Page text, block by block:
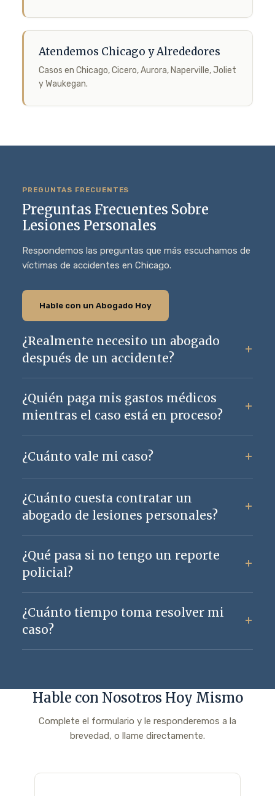
Atendemos Chicago y Alrededores
Casos en Chicago, Cicero, Aurora, Naperville, Joliet
y Waukegan.
PREGUNTAS FRECUENTES
Preguntas Frecuentes Sobre
Lesiones Personales
Respondemos las preguntas que más escuchamos de
víctimas de accidentes en Chicago.
Hable con un Abogado Hoy
¿Realmente necesito un abogado
después de un accidente?
¿Quién paga mis gastos médicos
mientras el caso está en proceso?
¿Cuánto vale mi caso?
¿Cuánto cuesta contratar un
abogado de lesiones personales?
¿Qué pasa si no tengo un reporte
policial?
¿Cuánto tiempo toma resolver mi
caso?
Hable con Nosotros Hoy Mismo
Complete el formulario y le responderemos a la
brevedad, o llame directamente.